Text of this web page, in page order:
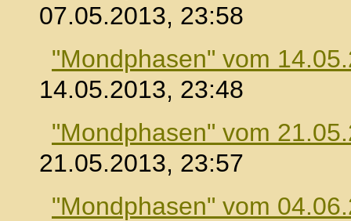
07.05.2013, 23:58
"Mondphasen" vom
14.05.2013, 23:48
"Mondphasen" vom
21.05.2013, 23:57
"Mondphasen" vom